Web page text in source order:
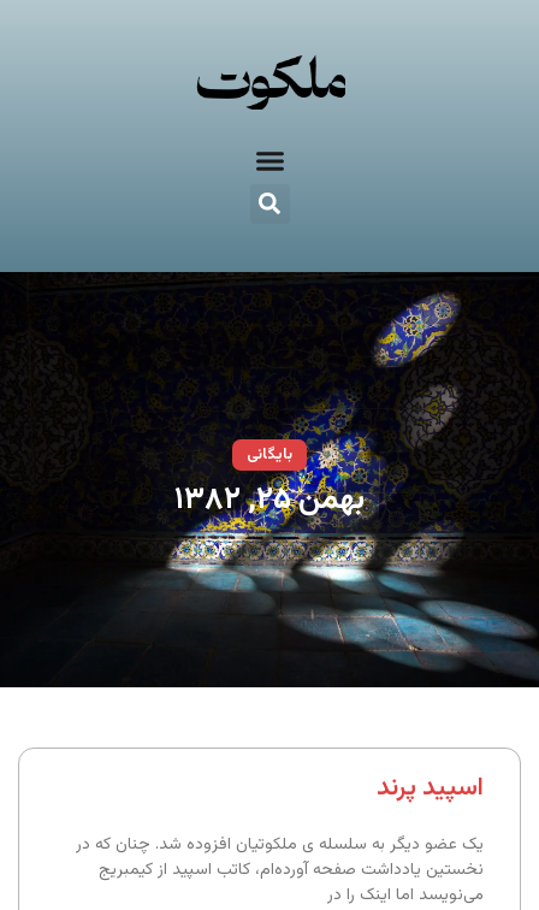
بایگانی
بهمن ۲۵, ۱۳۸۲
اسپید پرند
یک عضو دیگر به سلسله ی ملکوتیان افزوده شد. چنان که در
نخستین یادداشت صفحه آورده‌ام،‌ کاتب اسپید از کیمبریج
می‌نویسد اما اینک را در